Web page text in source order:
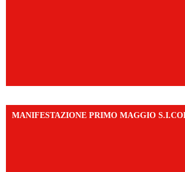
MANIFESTAZIONE PRIMO MAGGIO